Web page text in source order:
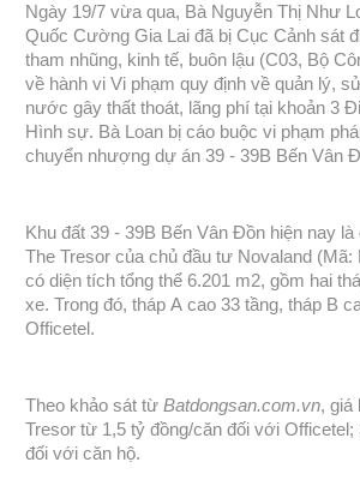
Ngày 19/7 vừa qua, Bà Nguyễn Thị Như
Quốc Cường Gia Lai đã bị Cục Cảnh sát
tham nhũng, kinh tế, buôn lậu (C03, Bộ
về hành vi Vi phạm quy định về quản lý,
nước gây thất thoát, lãng phí tại khoản 3
Hình sự. Bà Loan bị cáo buộc vi phạm
chuyển nhượng dự án 39 - 39B Bến Vân
Khu đất 39 - 39B Bến Vân Đồn hiện nay
The Tresor của chủ đầu tư Novaland
có diện tích tổng thể 6.201 m2, gồm hai
xe. Trong đó, tháp A cao 33 tầng, tháp B
Officetel.
Theo khảo sát từ Batdongsan.com.vn, giá
Tresor từ 1,5 tỷ đồng/căn đối với Officetel;
đối với căn hộ.